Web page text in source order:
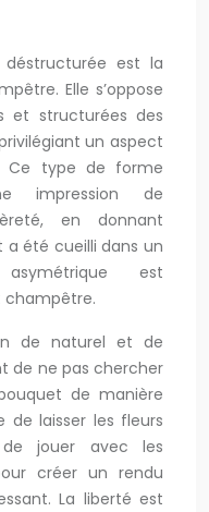
est la
Elle s’oppose
et structurées des
un aspect
Ce type de forme
impression de
en donnant
a été cueilli dans un
est
champêtre.
de naturel et de
de ne pas chercher
de manière
de laisser les fleurs
de jouer avec les
créer un rendu
La liberté est